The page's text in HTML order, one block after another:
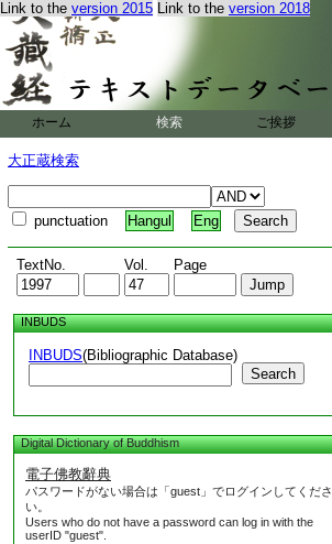
Link to the version 2015 Link to the version 2018
ホーム 検索 ご挨拶
大正蔵検索
punctuation Hangul Eng
TextNo. Vol. Page
INBUDS
INBUDS(Bibliographic Database)
Search
Digital Dictionary of Buddhism
電子佛教辭典
パスワードがない場合は「guest」でログインしてくださ
い。
Users who do not have a password can log in with the
userID "guest".